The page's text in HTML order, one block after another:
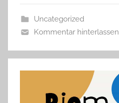
Uncategorized
Kommentar hinterlassen